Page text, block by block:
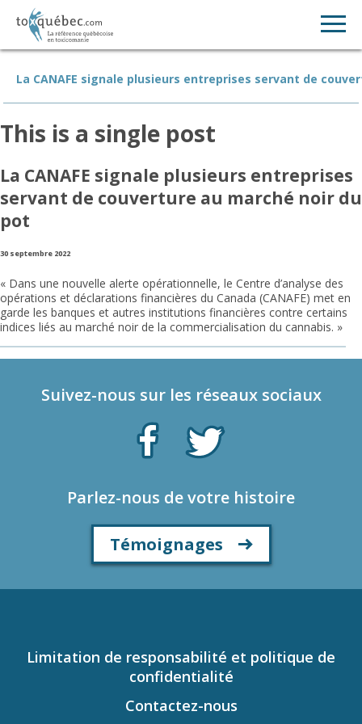
La CANAFE signale plusieurs entreprises servant de
This is a single post
La CANAFE signale plusieurs entreprises
servant de couverture au marché noir du
pot
30 septembre 2022
« Dans une nouvelle alerte opérationnelle, le Centre d’analyse des
opérations et déclarations financières du Canada (CANAFE) met en
garde les banques et autres institutions financières contre certains
indices liés au marché noir de la commercialisation du cannabis. »
Suivez-nous sur les réseaux sociaux
Parlez-nous de votre histoire
Témoignages
Limitation de responsabilité et politique de
confidentialité
Contactez-nous